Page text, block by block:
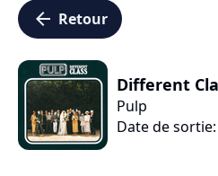
arrow_left Retour
Different
Pulp
Date de